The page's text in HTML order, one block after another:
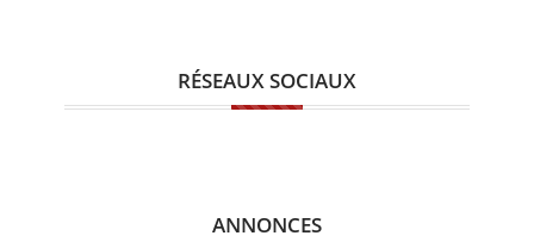
RÉSEAUX SOCIAUX
ANNONCES